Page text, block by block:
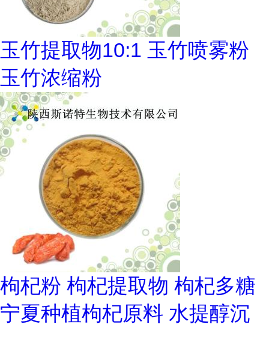
玉竹提取物10:1 玉竹喷雾粉
玉竹浓缩粉
枸杞粉 枸杞提取物 枸杞多糖
宁夏种植枸杞原料 水提醇沉